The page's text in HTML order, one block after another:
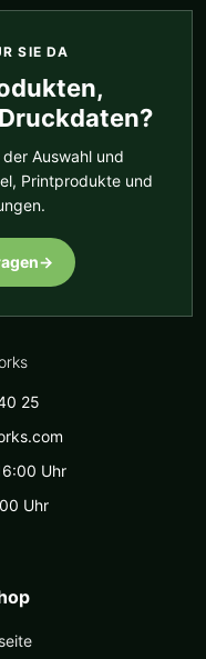
SIE DA
Auswahl und
Printprodukte und
→
25
Uhr
Uhr